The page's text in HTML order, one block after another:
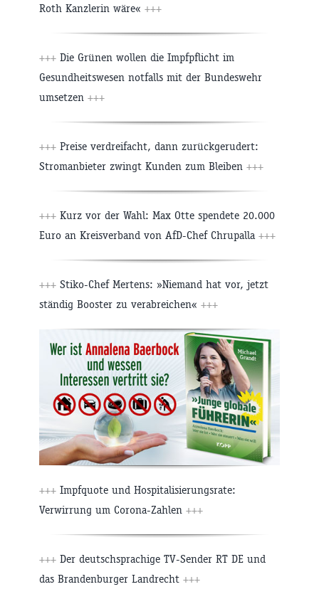
Roth Kanzlerin wäre« +++
+++ Die Grünen wollen die Impfpflicht im
Gesundheitswesen notfalls mit der Bundeswehr
umsetzen +++
+++ Preise verdreifacht, dann zurückgerudert:
Stromanbieter zwingt Kunden zum Bleiben +++
+++ Kurz vor der Wahl: Max Otte spendete 20.000
Euro an Kreisverband von AfD-Chef Chrupalla +++
+++ Stiko-Chef Mertens: »Niemand hat vor, jetzt
ständig Booster zu verabreichen« +++
+++ Impfquote und Hospitalisierungsrate:
Verwirrung um Corona-Zahlen +++
+++ Der deutschsprachige TV-Sender RT DE und
das Brandenburger Landrecht +++